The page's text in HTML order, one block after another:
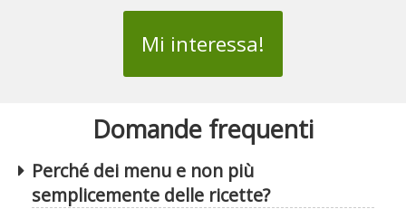
Mi interessa!
Domande frequenti
Perché dei menu e non più
semplicemente delle ricette?